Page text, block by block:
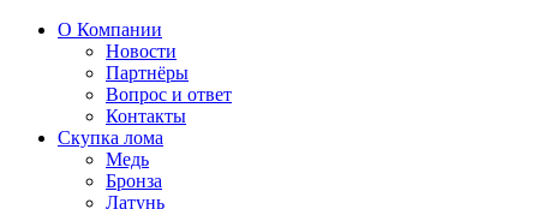
О Компании
Новости
Партнёры
Вопрос и ответ
Контакты
Скупка лома
Медь
Бронза
Латунь